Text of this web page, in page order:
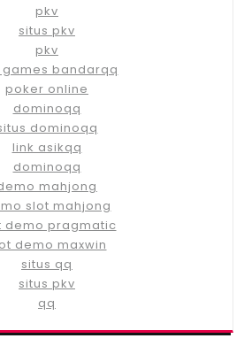
pkv
situs pkv
pkv
games bandarqq
poker online
dominoqq
dominoqq
link asikqq
dominoqq
mahjong
slot mahjong
demo pragmatic
demo maxwin
situs qq
situs pkv
qq